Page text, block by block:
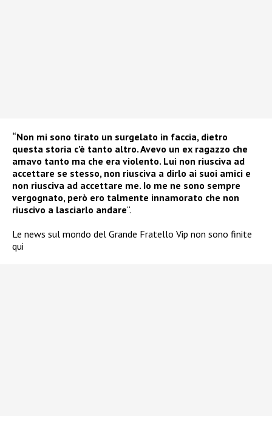
“Non mi sono tirato un surgelato in faccia, dietro
questa storia c’è tanto altro. Avevo un ex ragazzo che
amavo tanto ma che era violento. Lui non riusciva ad
accettare se stesso, non riusciva a dirlo ai suoi amici e
non riusciva ad accettare me. Io me ne sono sempre
vergognato, però ero talmente innamorato che non
riuscivo a lasciarlo andare“.
Le news sul mondo del Grande Fratello Vip non sono finite
qui